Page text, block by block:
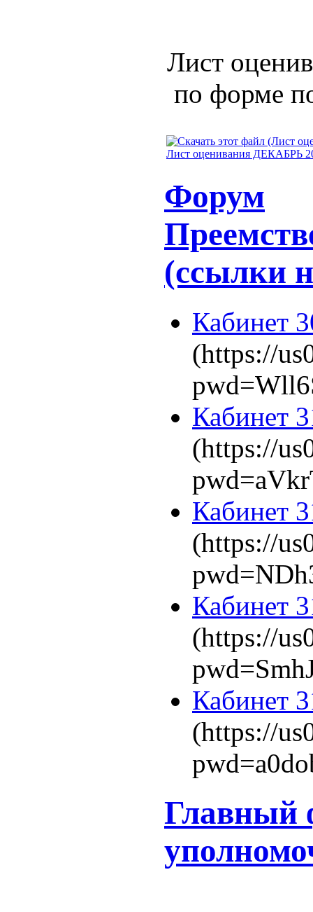
Лист
по форме
Лист оценивания ДЕКАБРЬ
Форум
(ссылки
Кабинет
(https://
Кабинет
(https://
Кабинет
(https://
Кабинет
(https://
Кабинет
(https://
Главный